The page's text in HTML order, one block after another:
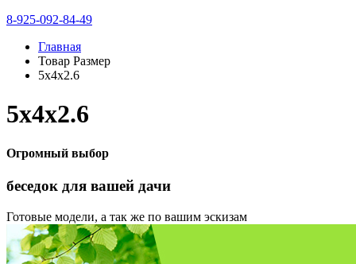
8-925-092-84-49
Главная
Товар Размер
5х4х2.6
5х4х2.6
Огромный выбор
беседок для вашей дачи
Готовые модели, а так же по вашим эскизам